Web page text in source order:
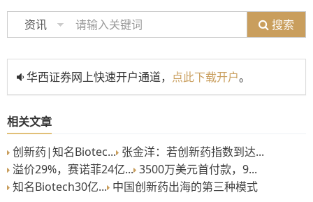
资讯 搜索
华西证券网上快速开户通道， 点此下载开户。
相关文章
创新药|知名Biotec... 张金洋：若创新药指数到达...
溢价29%，赛诺菲24亿... 3500万美元首付款，9...
知名Biotech30亿... 中国创新药出海的第三种模式